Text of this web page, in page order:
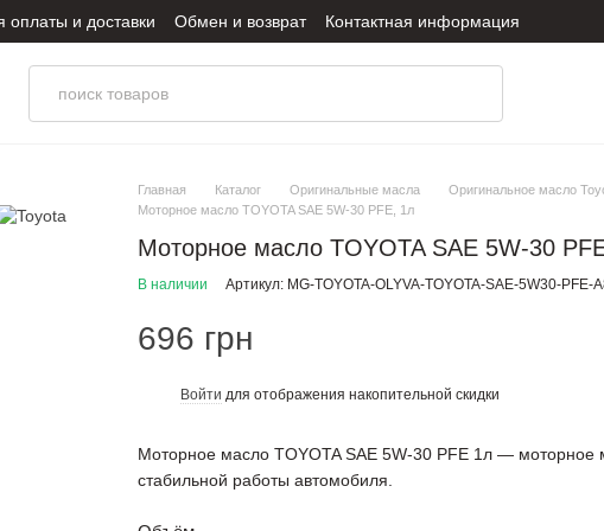
оплаты и доставки Обмен и возврат
Контактная информация
конфиденциальности
Главная Каталог Оригинальные масла Оригинальное масло
Моторное масло TOYOTA SAE 5W-30 PFE, 1л
Моторное масло TOYOTA SAE 5W-30
В наличии Артикул: MG-TOYOTA-OLYVA-TOYOTA-SAE-5W30-PFE-
696 грн
Войти для отображения накопительной скидки
Моторное масло TOYOTA SAE 5W-30 PFE 1л — моторное
стабильной работы автомобиля.